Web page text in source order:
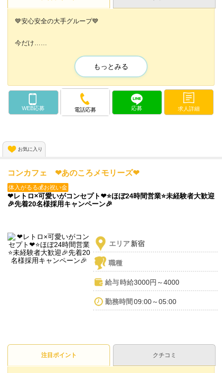
💙安心安全の大手グループ💙
今だけ…
✨先着20名全員採用お約束
時給3,000円～＋各種高額バックあり‼
日払い制度もあるので、金欠とはおさらば👋
ご応募おまちしております🍀✳︎
もっとみる
WEB応募 電話応募 応募 求人詳細
お気に入り
コンカフェ ❤あのころメモリーズ❤
体入がるる💰お祝い金
❤レトロ×可愛いがコンセプト❤⭐️ほぼ24時間営業⭐️未経験者大歓迎
🎉先着20名様採用キャンペーン🎉
エリア新宿
職種
給与時給3000円～4000
勤務時間 09:00～05:00
注目ポイント クチコミ